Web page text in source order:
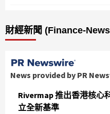
財經新聞 (Finance-
News provided by PR
Rivermap 推出香港核心
立全新基準